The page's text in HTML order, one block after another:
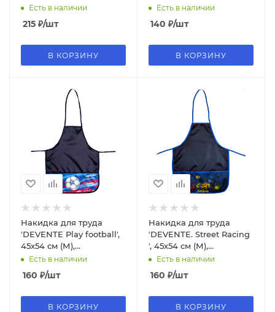
кармана, 2
нарукавника, 7042501
Есть в наличии
215 ₽/шт
В КОРЗИНУ
Есть в наличии
140 ₽/шт
В КОРЗИНУ
Накидка для труда
'DEVENTE Play football',
45х54 см (М),
водоотталк. ткань,
темно-синий, 7042100
Есть в наличии
160 ₽/шт
В КОРЗИНУ
Накидка для труда
'DEVENTE. Street Racing
', 45х54 см (М),
водоотталк. ткань,
темно-синий, 7042102
Есть в наличии
160 ₽/шт
В КОРЗИНУ